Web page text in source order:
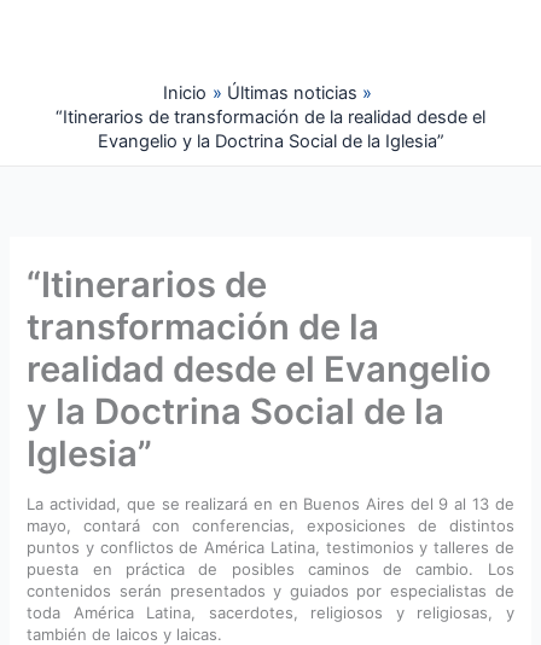
Inicio
Últimas noticias
“Itinerarios de transformación de la realidad desde el
Evangelio y la Doctrina Social de la Iglesia”
“Itinerarios de
transformación de la
realidad desde el Evangelio
y la Doctrina Social de la
Iglesia”
La actividad, que se realizará en en Buenos Aires del 9 al 13 de
mayo, contará con conferencias, exposiciones de distintos
puntos y conflictos de América Latina, testimonios y talleres de
puesta en práctica de posibles caminos de cambio. Los
contenidos serán presentados y guiados por especialistas de
toda América Latina, sacerdotes, religiosos y religiosas, y
también de laicos y laicas.